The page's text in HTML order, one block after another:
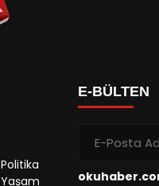
Politika
Yaşam
E-BÜLTEN